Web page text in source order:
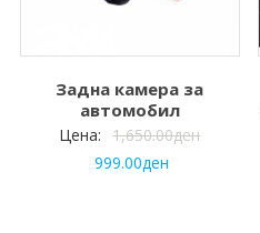
Задна камера за
автомобил
Цена: 1,650.00ден
999.00ден